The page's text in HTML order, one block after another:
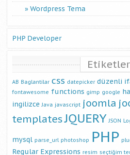
Wordpress Tema
PHP Developer
Etiketler
AB Baglantilar css datepicker düzenli
fontawesome functions gimp google
ingilizce Java javascript joomla
templatesJQUERY JSON
mysql parse_url photoshop PHP
Regular Expressions resim seçtiğim